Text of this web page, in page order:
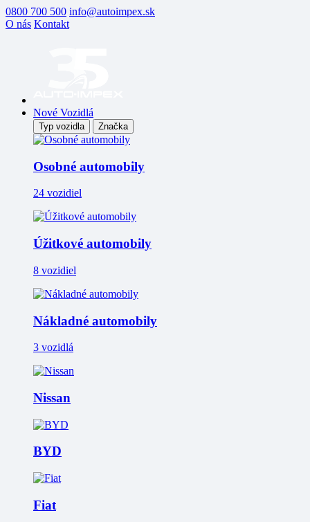
0800 700 500 info@autoimpex.sk
O nás Kontakt
Nové Vozidlá
Typ vozidla Značka
Osobné automobily
24 vozidiel
Úžitkové automobily
8 vozidiel
Nákladné automobily
3 vozidlá
Nissan
BYD
Fiat